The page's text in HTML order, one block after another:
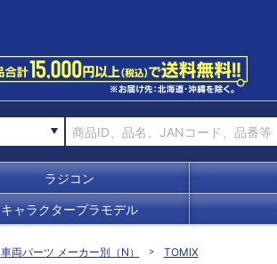
ラジコン
キャラクタープラモデル
車両パーツ メーカー別（N）
TOMIX